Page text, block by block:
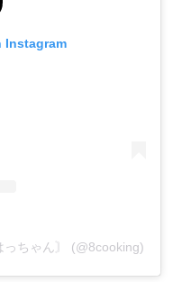
Instagram
ちゃん〙 (@8cooking)